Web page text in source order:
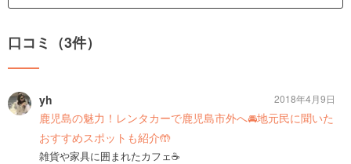
口コミ（3件）
yh
鹿児島の魅力！レンタカーで鹿児島市外へ🚘地元民に聞いた
おすすめスポットも紹介🤲
雑貨や家具に囲まれたカフェ☕️
2018年4月9日